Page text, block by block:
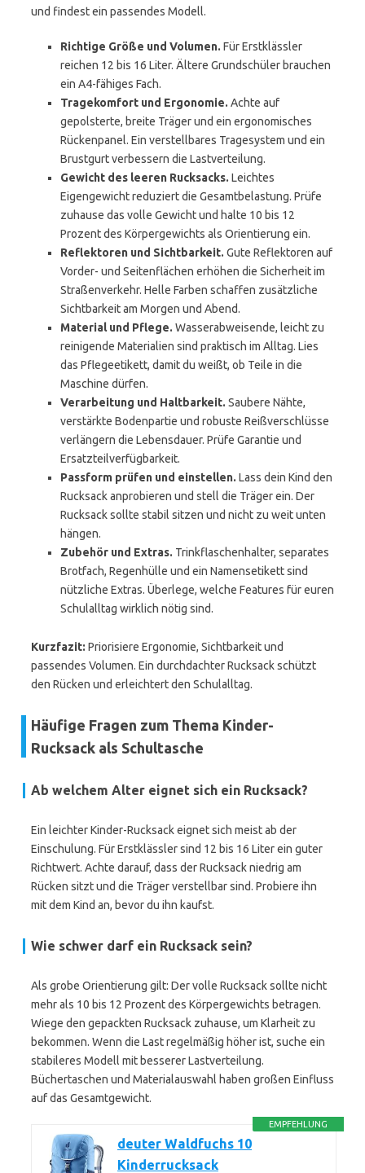
und findest ein passendes Modell.
Richtige Größe und Volumen. Für Erstklässler
reichen 12 bis 16 Liter. Ältere Grundschüler brauchen
ein A4-fähiges Fach.
Tragekomfort und Ergonomie. Achte auf
gepolsterte, breite Träger und ein ergonomisches
Rückenpanel. Ein verstellbares Tragesystem und ein
Brustgurt verbessern die Lastverteilung.
Gewicht des leeren Rucksacks. Leichtes
Eigengewicht reduziert die Gesamtbelastung. Prüfe
zuhause das volle Gewicht und halte 10 bis 12
Prozent des Körpergewichts als Orientierung ein.
Reflektoren und Sichtbarkeit. Gute Reflektoren auf
Vorder- und Seitenflächen erhöhen die Sicherheit im
Straßenverkehr. Helle Farben schaffen zusätzliche
Sichtbarkeit am Morgen und Abend.
Material und Pflege. Wasserabweisende, leicht zu
reinigende Materialien sind praktisch im Alltag. Lies
das Pflegeetikett, damit du weißt, ob Teile in die
Maschine dürfen.
Verarbeitung und Haltbarkeit. Saubere Nähte,
verstärkte Bodenpartie und robuste Reißverschlüsse
verlängern die Lebensdauer. Prüfe Garantie und
Ersatzteilverfügbarkeit.
Passform prüfen und einstellen. Lass dein Kind den
Rucksack anprobieren und stell die Träger ein. Der
Rucksack sollte stabil sitzen und nicht zu weit unten
hängen.
Zubehör und Extras. Trinkflaschenhalter, separates
Brotfach, Regenhülle und ein Namensetikett sind
nützliche Extras. Überlege, welche Features für euren
Schulalltag wirklich nötig sind.
Kurzfazit: Priorisiere Ergonomie, Sichtbarkeit und
passendes Volumen. Ein durchdachter Rucksack schützt
den Rücken und erleichtert den Schulalltag.
Häufige Fragen zum Thema Kinder-
Rucksack als Schultasche
Ab welchem Alter eignet sich ein Rucksack?
Ein leichter Kinder-Rucksack eignet sich meist ab der
Einschulung. Für Erstklässler sind 12 bis 16 Liter ein guter
Richtwert. Achte darauf, dass der Rucksack niedrig am
Rücken sitzt und die Träger verstellbar sind. Probiere ihn
mit dem Kind an, bevor du ihn kaufst.
Wie schwer darf ein Rucksack sein?
Als grobe Orientierung gilt: Der volle Rucksack sollte nicht
mehr als 10 bis 12 Prozent des Körpergewichts betragen.
Wiege den gepackten Rucksack zuhause, um Klarheit zu
bekommen. Wenn die Last regelmäßig höher ist, suche ein
stabileres Modell mit besserer Lastverteilung.
Büchertaschen und Materialauswahl haben großen Einfluss
auf das Gesamtgewicht.
EMPFEHLUNG
deuter Waldfuchs 10
Kinderrucksack